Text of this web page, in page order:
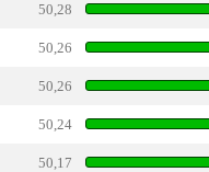
50,28
50,26
50,26
50,24
50,17